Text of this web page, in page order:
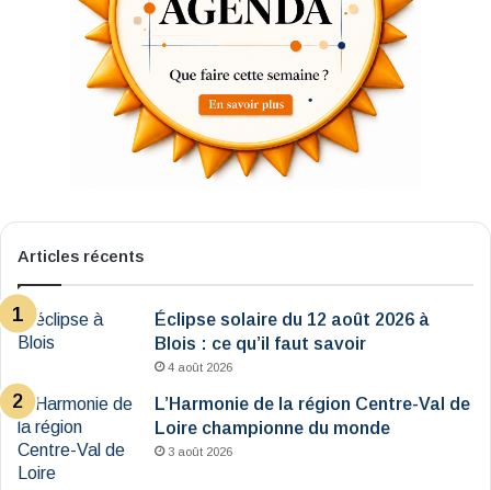
Articles récents
Éclipse solaire du 12 août 2026 à
Blois : ce qu’il faut savoir
4 août 2026
L’Harmonie de la région Centre-Val de
Loire championne du monde
3 août 2026